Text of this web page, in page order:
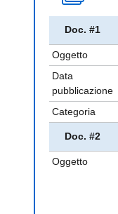
Doc. #1
Oggetto
Data
pubblicazione
Categoria
Doc. #2
Oggetto